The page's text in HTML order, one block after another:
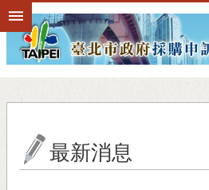
跳到主要內容區塊
最新消息